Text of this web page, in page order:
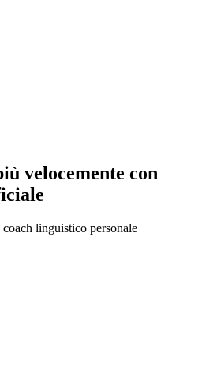
velocemente con
linguistico personale